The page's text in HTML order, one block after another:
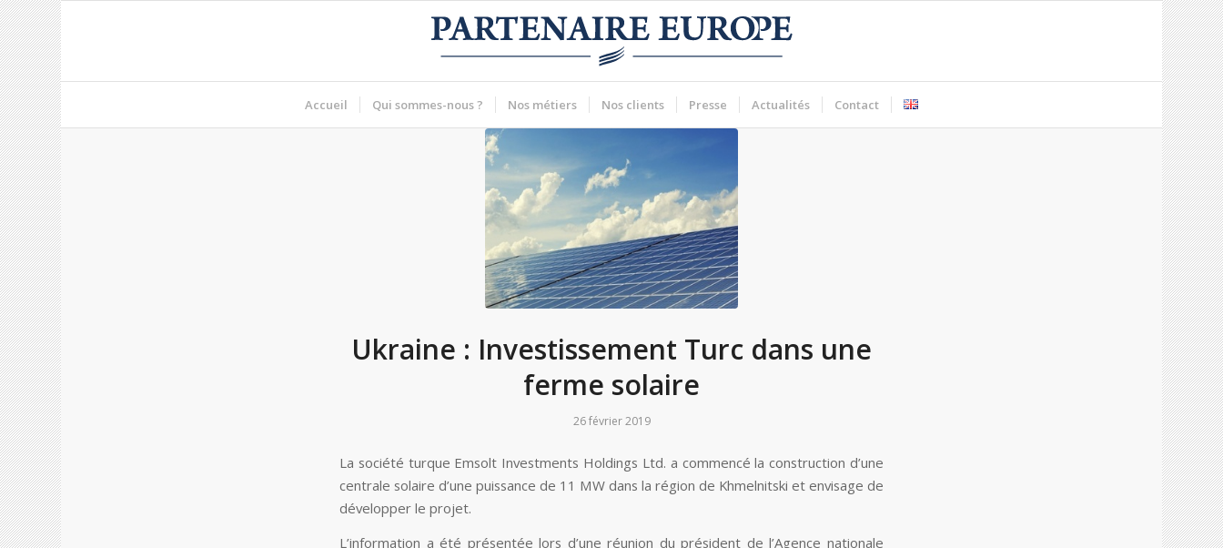
Accueil Qui sommes-nous ? Nos métiers Nos clients Presse Actualités Contact
Ukraine : Investissement Turc dans une
ferme solaire
26 février 2019
La société turque Emsolt Investments Holdings Ltd. a commencé la construction d’une
centrale solaire d’une puissance de 11 MW dans la région de Khmelnitski et envisage de
développer le projet.
L’information a été présentée lors d’une réunion du président de l’Agence nationale